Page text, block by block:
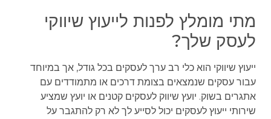
מתי מומלץ לפנות לייעוץ שיווקי
לעסק שלך?
ייעוץ שיווקי הוא כלי רב ערך לעסקים בכל גודל, אך במיוחד
עבור עסקים שנמצאים בצומת דרכים או מתמודדים עם
אתגרים בשוק. יועץ שיווק לעסקים קטנים או יועץ שמציע
שירותי ייעוץ לעסקים יכול לסייע לך לא רק להתגבר על